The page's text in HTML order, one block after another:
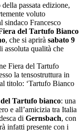
passata edizione,
voluto
sindaco Francesco
del Tartufo Bianco
, che si aprirà sabato 9
assoluta qualità che
Fiera del Tartufo
la tensostruttura in
titolo: ‘Tartufo Bianco
Tartufo bianco: una
e all’amicizia tra Italia
di Gernsbach, con
infatti presente con i